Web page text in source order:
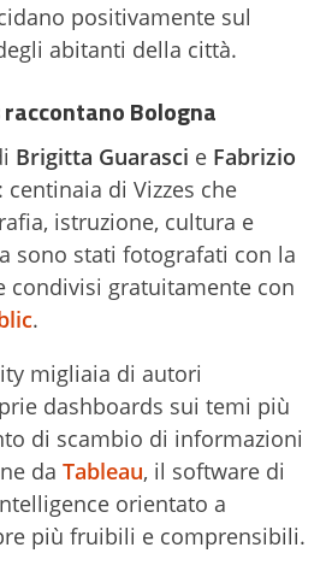
positivamente sul
abitanti della città.
Bologna
Brigitta Guarasci e Fabrizio
centinaia di Vizzes che
istruzione, cultura e
sono stati fotografati con la
condivisi gratuitamente con
.
migliaia di autori
dashboards sui temi più
di scambio di informazioni
da Tableau, il software di
orientato a
più fruibili e comprensibili.